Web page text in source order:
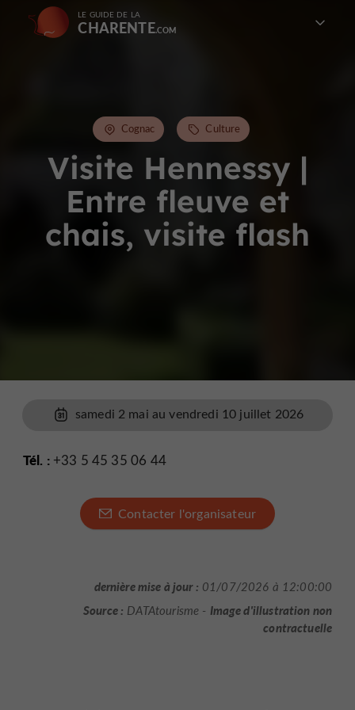
LE GUIDE DE LA
CHARENTE
Visite Hennessy |
Entre fleuve et
chais, visite flash
Cognac Culture
samedi 2 mai au vendredi 10 juillet 2026
Tél. :+33 5 45 35 06 44
Contacter l'organisateur
dernière mise à jour : 01/07/2026 à 12:00:00
Source : DATAtourisme - Image d'illustration non
contractuelle